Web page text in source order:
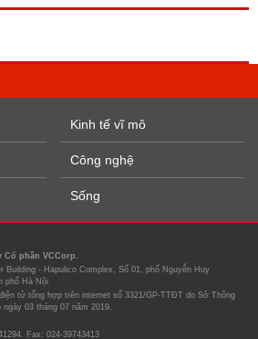
Kinh tế vĩ mô
Công nghệ
Sống
Cổ phần VCCorp.
Building - Hapulico Complex, Số 01, phố Nguyễn Huy
phố Hà Nội
tử tổng hợp trên internet số 3321/GP-TTĐT do Sở Thông
03 tháng 07 năm 2019.
Fax: 024-39743413